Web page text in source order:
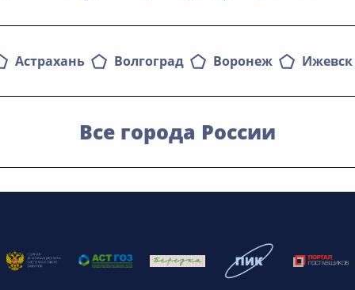
Астрахань Волгоград Воронеж Ижевск
Все города России